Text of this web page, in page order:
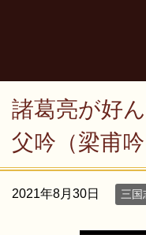
諸葛亮が好
父吟（梁甫吟
2021年8月30日 三国